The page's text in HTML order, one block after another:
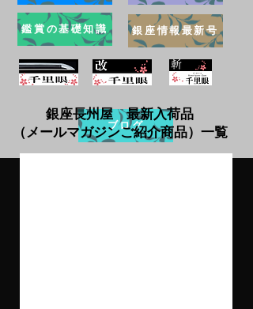
鑑賞の基礎知識 銀座情報最新号
ブログ
銀座長州屋 最新入荷品
（メールマガジンご紹介商品）一覧